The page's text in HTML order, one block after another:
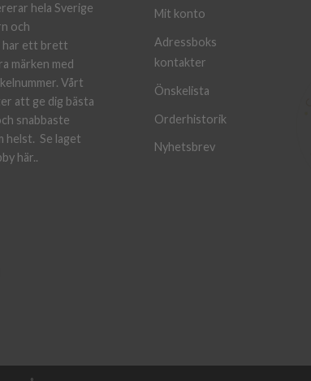
hela Sverige
och
har ett brett
märken med
Vårt
att ge dig bästa
snabbaste
helst. Se laget
här..
Mit konto
Adressboks
kontakter
Önskelista
Orderhistorik
Nyhetsbrev